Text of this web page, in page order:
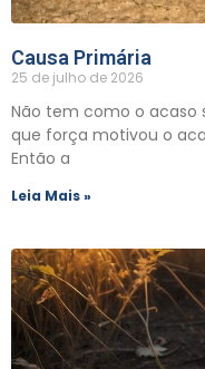
Causa Primária
25 de julho de 2026
Não tem como o acaso
que força motivou o
Então a
Leia Mais »